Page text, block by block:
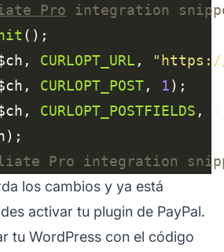
Pro integration
CURLOPT_URL ,
"https://
CURLOPT_POST, 1
CURLOPT_POSTFIELDS
Pro integration
los cambios y ya está
activar tu plugin de PayPal.
tu WordPress con el código